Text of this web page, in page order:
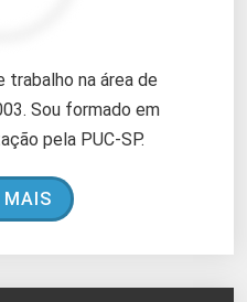
trabalho na área de
Sou formado em
pela PUC-SP.
MAIS